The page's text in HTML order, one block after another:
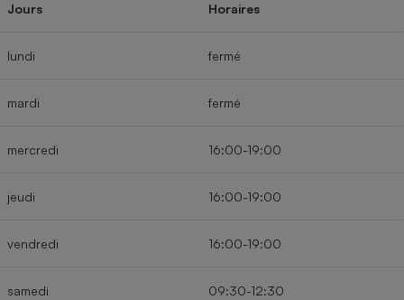
Jours Horaires
lundi fermé
mardi fermé
mercredi 16:00-19:00
jeudi 16:00-19:00
vendredi 16:00-19:00
samedi 09:30-12:30